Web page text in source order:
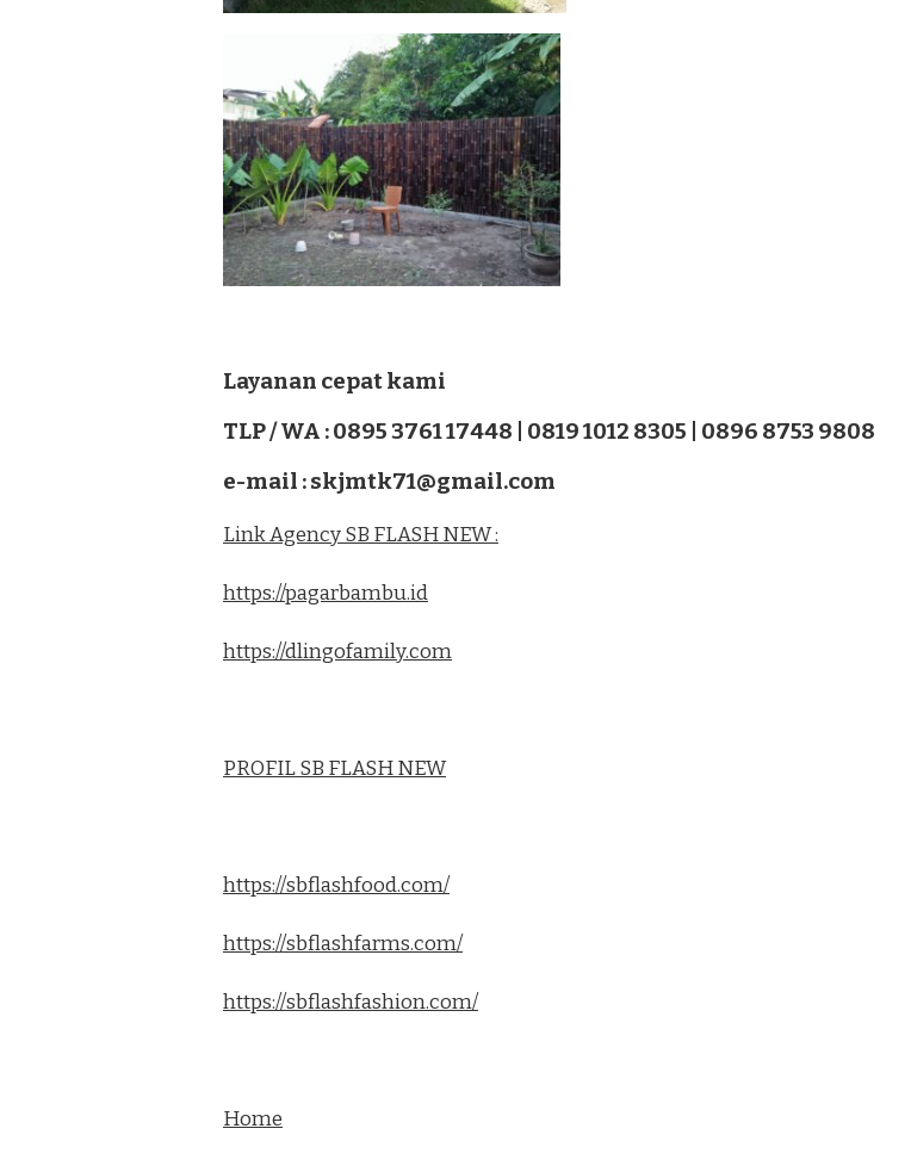
Layanan cepat kami
TLP / WA : 0895 3761 17448 | 0819 1012 8305 | 0896 8753 9808
e-mail : skjmtk71@gmail.com
Link Agency SB FLASH NEW :
https://pagarbambu.id
https://dlingofamily.com
PROFIL SB FLASH NEW
https://sbflashfood.com/
https://sbflashfarms.com/
https://sbflashfashion.com/
Home